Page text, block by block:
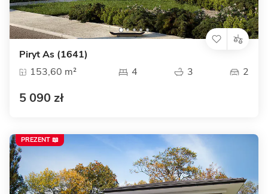
Piryt As (1641)
153,60 m²
4 3 2
5 090 zł
PREZENT 📖